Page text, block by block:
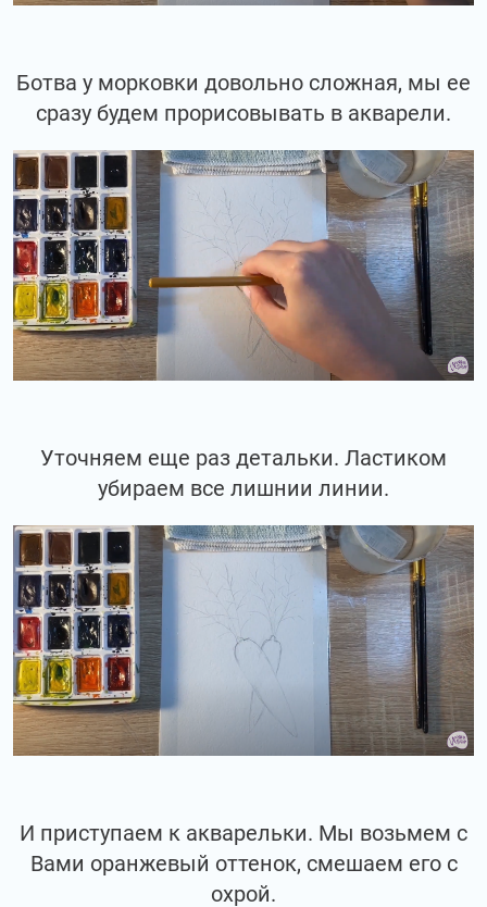
Ботва у морковки довольно сложная, мы ее
сразу будем прорисовывать в акварели.
Уточняем еще раз детальки. Ластиком
убираем все лишнии линии.
И приступаем к акварельки. Мы возьмем с
Вами оранжевый оттенок, смешаем его с
охрой.